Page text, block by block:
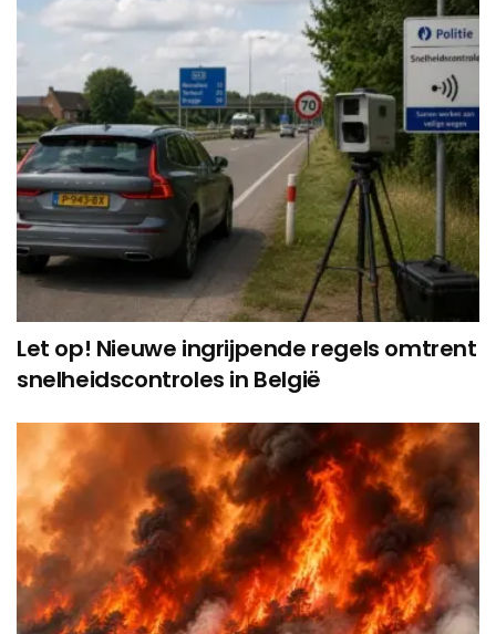
Let op! Nieuwe ingrijpende regels omtrent
snelheidscontroles in België